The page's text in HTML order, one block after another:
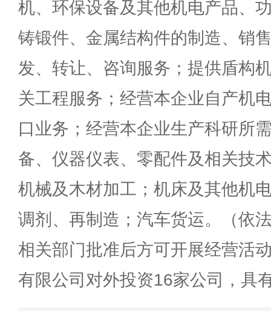
机、环保设备及其他机电产品、
铸锻件、金属结构件的制造、销
发、转让、咨询服务；提供盾构
关工程服务；经营本企业自产机
口业务；经营本企业生产科研所
备、仪器仪表、零配件及相关技
机械及木材加工；机床及其他机
调剂、再制造；汽车货运。（依
相关部门批准后方可开展经营活
有限公司对外投资16家公司，具